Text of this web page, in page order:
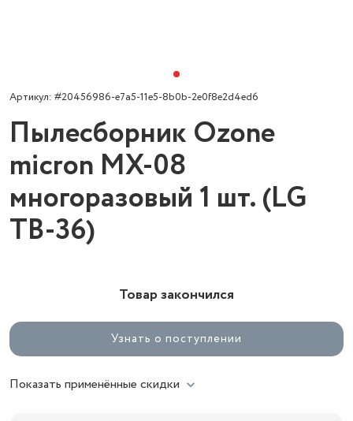
Артикул: #20456986-e7a5-11e5-8b0b-2e0f8e2d4ed6
Пылесборник Ozone
micron MX-08
многоразовый 1 шт. (LG
TB-36)
Товар закончился
Узнать о поступлении
Показать применённые скидки